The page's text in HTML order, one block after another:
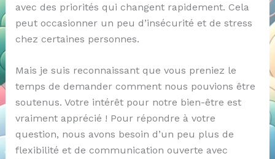
avec des priorités qui changent rapidement. Cela
peut occasionner un peu d’insécurité et de stress
chez certaines personnes.
Mais je suis reconnaissant que vous preniez le
temps de demander comment nous pouvions être
soutenus. Votre intérêt pour notre bien-être est
vraiment apprécié ! Pour répondre à votre
question, nous avons besoin d’un peu plus de
flexibilité et de communication ouverte avec